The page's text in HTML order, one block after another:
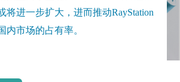
将进一步扩大，进而推动RayStation
内市场的占有率。